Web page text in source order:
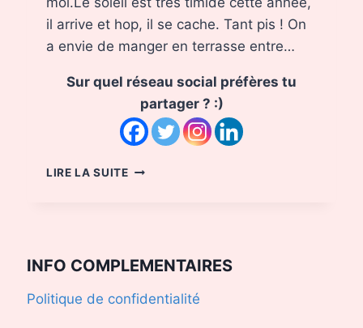
il arrive et hop, il se cache. Tant pis ! On
a envie de manger en terrasse entre…
Sur quel réseau social préfères tu
partager ? :)
LIRE LA SUITECOUP
INFO COMPLEMENTAIRES
Politique de confidentialité